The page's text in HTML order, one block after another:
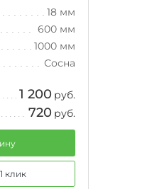
18 мм
600 мм
1000 мм
Сосна
1 200 руб.
720 руб.
клик